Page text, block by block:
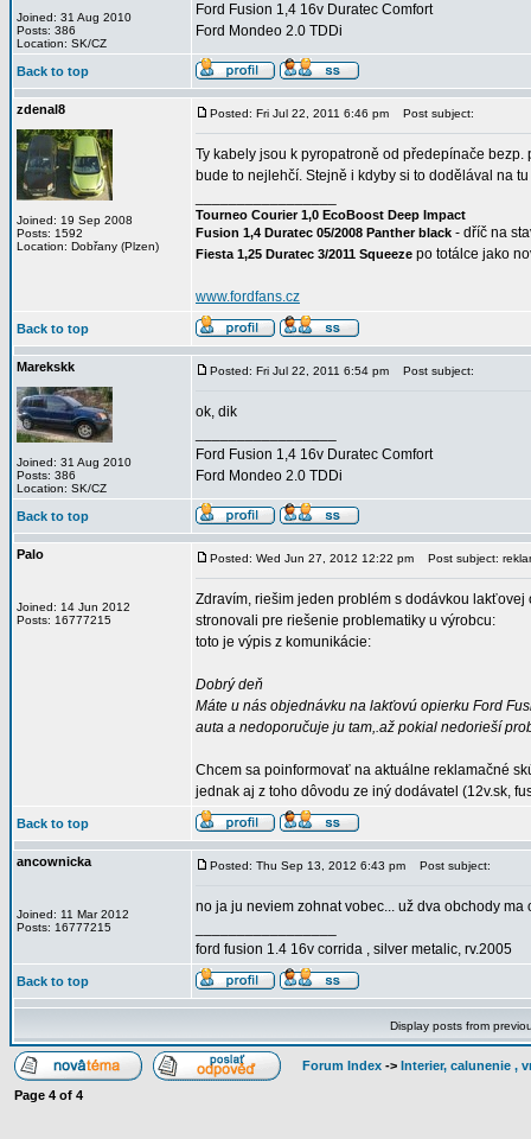
Joined: 31 Aug 2010
Posts: 386
Location: SK/CZ
Ford Fusion 1,4 16v Duratec Comfort
Ford Mondeo 2.0 TDDi
Back to top
zdenal8
Joined: 19 Sep 2008
Posts: 1592
Location: Dobřany (Plzen)
Posted: Fri Jul 22, 2011 6:46 pm Post subject:
Ty kabely jsou k pyropatroně od předepínače
bude to nejlehčí. Stejně i kdyby si to dodělával na
Tourneo Courier 1,0 EcoBoost Deep Impact
Fusion 1,4 Duratec 05/2008 Panther black - dříč na
Fiesta 1,25 Duratec 3/2011 Squeeze po totálce jako
www.fordfans.cz
Back to top
Marekskk
Joined: 31 Aug 2010
Posts: 386
Location: SK/CZ
Posted: Fri Jul 22, 2011 6:54 pm Post subject:
ok, dik
Ford Fusion 1,4 16v Duratec Comfort
Ford Mondeo 2.0 TDDi
Back to top
Palo
Joined: 14 Jun 2012
Posts: 16777215
Posted: Wed Jun 27, 2012 12:22 pm Post subject:
Zdravím, riešim jeden problém s dodávkou
stronovali pre riešenie problematiky u výrobcu:
toto je výpis z komunikácie:
Dobrý deň
Máte u nás objednávku na lakťovú opierku Ford
auta a nedoporučuje ju tam,.až pokial nedorieší
Chcem sa poinformovať na aktuálne reklamačné
jednak aj z toho dôvodu ze iný dodávatel (12v.sk,
Back to top
ancownicka
Joined: 11 Mar 2012
Posts: 16777215
Posted: Thu Sep 13, 2012 6:43 pm Post subject:
no ja ju neviem zohnat vobec... už dva obchody
ford fusion 1.4 16v corrida , silver metalic, rv.2005
Back to top
Display posts from
Forum Index -> Interier, calunenie ,
Page 4 of 4